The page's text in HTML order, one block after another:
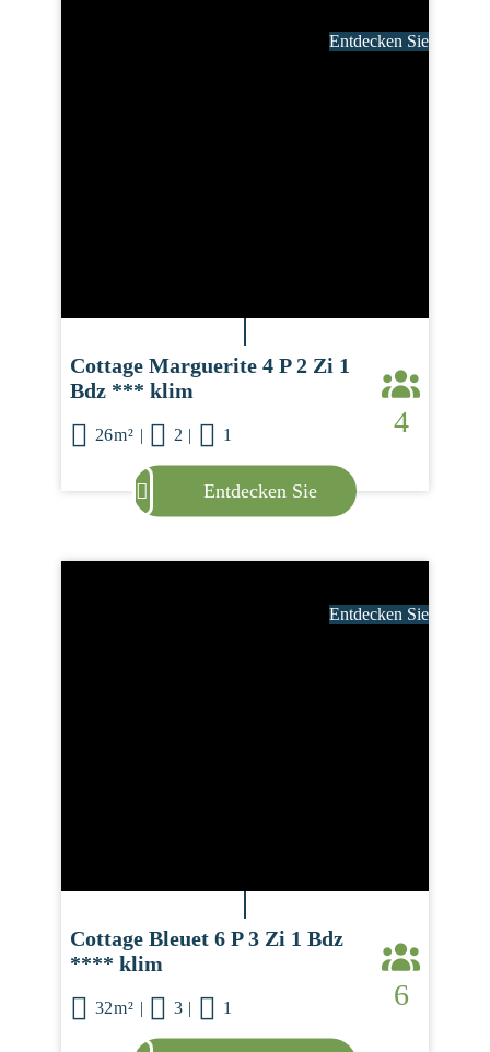
Entdecken Sie
Cottage Marguerite 4 P 2 Zi 1
Bdz *** klim
26m² | 2 | 1 4
Entdecken Sie
Entdecken Sie
Cottage Bleuet 6 P 3 Zi 1 Bdz
**** klim
32m² | 3 | 1 6